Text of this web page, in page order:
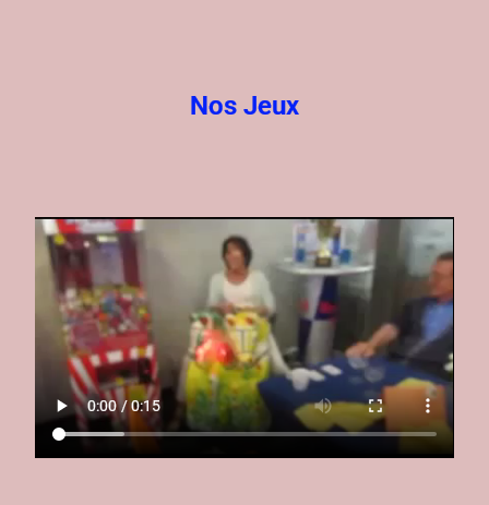
Nos Jeux